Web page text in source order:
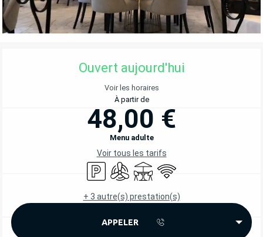
OUVERTURE ET COORDONNÉES
Ouvert aujourd'hui
Voir les horaires
À partir de
48,00 €
Menu adulte
Voir tous les tarifs
ParkingAir conditionné
Terrasse
WiFi
+ 3 autre(s) prestation(s)
APPELER